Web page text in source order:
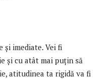
și imediate. Vei fi
și cu atât mai puțin să
atitudinea ta rigidă va fi